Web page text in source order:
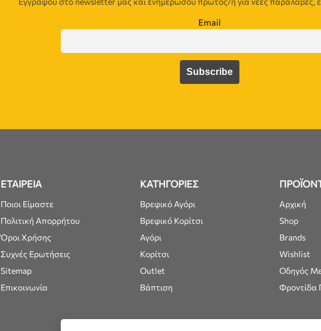
Email
ΕΤΑΙΡΕΙΑ
Ποιοι Είμαστε
Πολιτική Απορρήτου
Όροι Χρήσης
Συχνές Ερωτήσεις
Sitemap
Επικοινωνία
ΚΑΤΗΓΟΡΙΕΣ
Βρεφικό Αγόρι
Βρεφικό Κορίτσι
Αγόρι
Κορίτσι
Outlet
Βάπτιση
Αρχική
Shop
Brands
Wishlist
Οδηγός
Φροντίδα